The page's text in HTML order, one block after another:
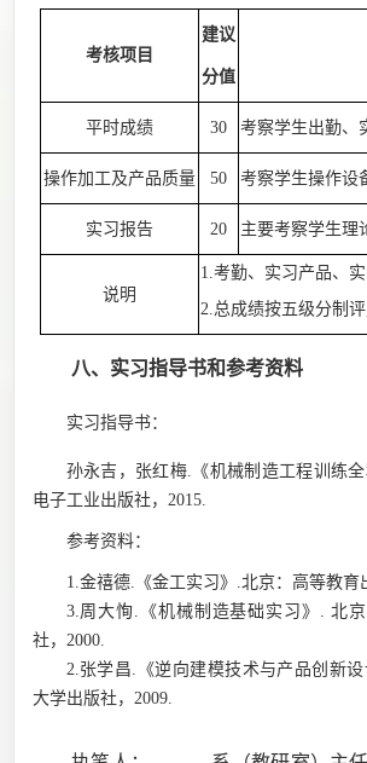
考核项目
建议
分值
平时成绩 30 考察学生出勤、
操作加工及产品质量 50 考察学生操作设
实习报告 20 主要考察学生理
说明
1.考勤、实习产品、
2.总成绩按五级分制
八、 实习指导书和参考资料
实习指导书：
孙永吉 ，张红梅.《机械制造工程训练全
电子工业出版社， 2015.
参考资料：
1.金禧德.《金工实习》.北京： 高等教育
3.周大恂.《机械制造基础实习》. 北京
社，2000.
2.张学昌.《逆向建模技术与产品创新
大学出版社，2009.